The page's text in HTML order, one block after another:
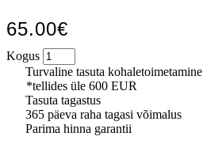
65.00€
Kogus
Turvaline tasuta kohaletoimetamine
*tellides üle 600 EUR
Tasuta tagastus
365 päeva raha tagasi võimalus
Parima hinna garantii